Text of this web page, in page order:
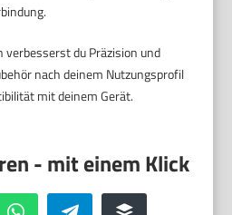
du Präzision und
nach deinem Nutzungsprofil
mit deinem Gerät.
WhatsApp Telegram Buffer